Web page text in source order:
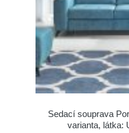
Sedací souprava
varianta, látka: